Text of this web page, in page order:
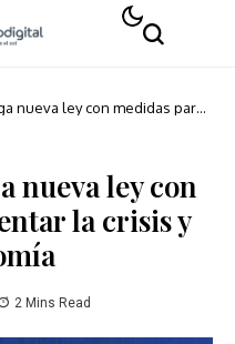
nueva ley con medidas para
nueva ley con
la crisis y
2 Mins Read